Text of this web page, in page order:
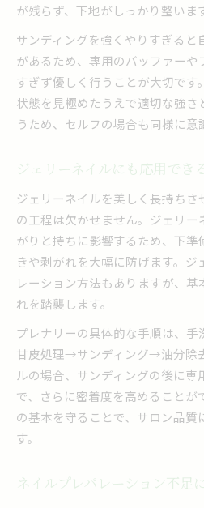
が残らず、下地がしっかり整いま
サンディングを強くやりすぎると
があるため、専用のバッファー
すぎず優しく行うことが大切です
状態を見極めたうえで適切な強さ
うため、セルフの場合も同様に意
ジェリーネイルにも応用でき
ジェリーネイルを美しく長持ち
の工程は欠かせません。ジェリー
がりと持ちに影響するため、下準
きや剥がれを大幅に防げます。
レーション方法もありますが、
れを踏襲します。
プレナリーの具体的な手順は、
甘皮処理→サンディング→油分除
ルの場合、サンディングの後に専
で、さらに密着度を高めることが
の基本を守ることで、サロン品質
す。
ネイルプレパレーション不足